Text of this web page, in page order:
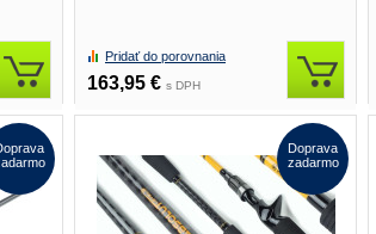
Pridať do porovnania
163,95 € s DPH
Doprava
zadarmo